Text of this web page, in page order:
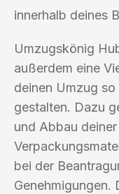
innerhalb deines
Umzugskönig
außerdem eine
deinen Umzug
gestalten. Dazu
und Abbau
bei der
Genehmigungen.